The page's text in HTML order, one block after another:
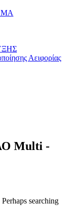
Αειφορίας
Multi -
searching